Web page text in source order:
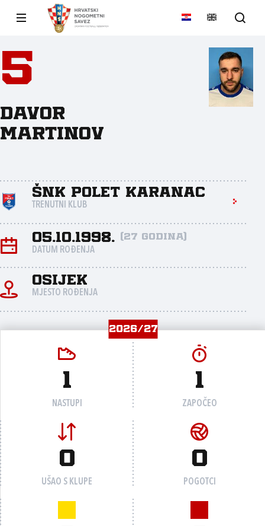
5
Davor
Martinov
ŠNK Polet Karanac
TRENUTNI KLUB
05.10.1998. (27 godina)
DATUM ROĐENJA
Osijek
MJESTO ROĐENJA
2026/27
1
NASTUPI
1
ZAPOČEO
0
UŠAO S KLUPE
0
POGOTCI